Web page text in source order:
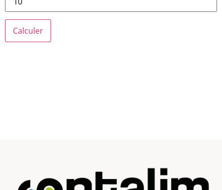
Calculer